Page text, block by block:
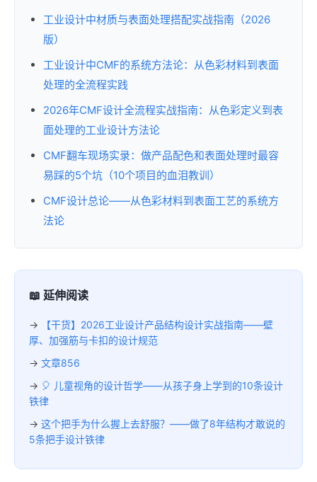
工业设计中材质与表面处理搭配实战指南（2026
版）
工业设计中CMF的系统方法论：从色彩材料到表面
处理的全流程实践
2026年CMF设计全流程实战指南：从色彩定义到表
面处理的工业设计方法论
CMF翻车现场实录：做产品配色和表面处理时最容
易踩的5个坑（10个项目的血泪教训）
CMF设计总论——从色彩材料到表面工艺的系统方
法论
📖 延伸阅读
→
【干货】2026工业设计产品结构设计实战指南——壁
厚、加强筋与卡扣的设计规范
→ 文章856
→ 🎈 儿童视角的设计哲学——从孩子身上学到的10条设计
铁律
→ 这个把手为什么握上去舒服？——做了8年结构才敢说的
5条把手设计铁律